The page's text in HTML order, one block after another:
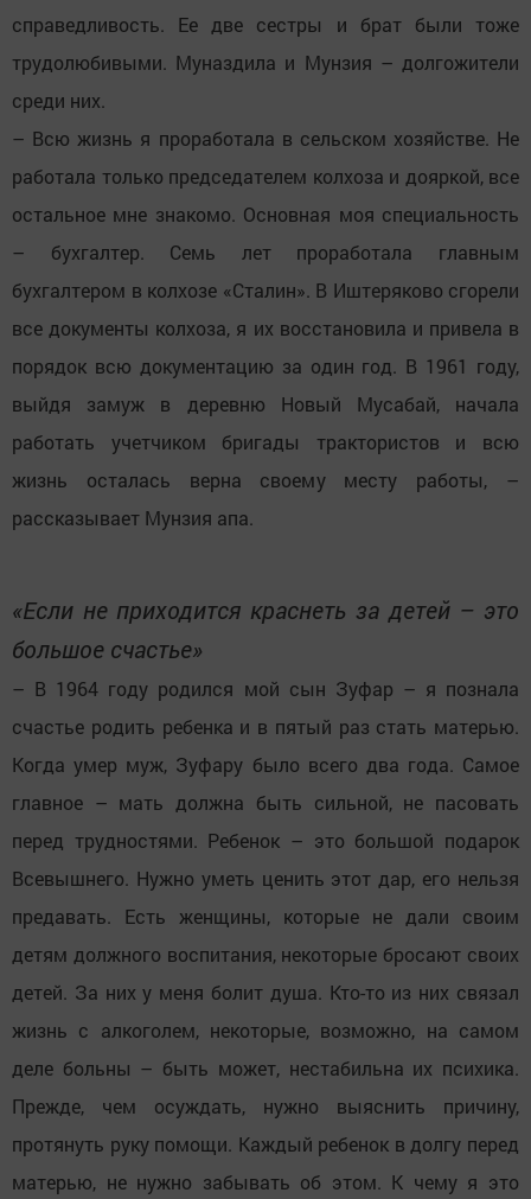
справедливость. Ее две сестры и брат были тоже
трудолюбивыми. Муназдила и Мунзия – долгожители
среди них.
– Всю жизнь я проработала в сельском хозяйстве. Не
работала только председателем колхоза и дояркой, все
остальное мне знакомо. Основная моя специальность
– бухгалтер. Семь лет проработала главным
бухгалтером в колхозе «Сталин». В Иштеряково сгорели
все документы колхоза, я их восстановила и привела в
порядок всю документацию за один год. В 1961 году,
выйдя замуж в деревню Новый Мусабай, начала
работать учетчиком бригады трактористов и всю
жизнь осталась верна своему месту работы, –
рассказывает Мунзия апа.
«Если не приходится краснеть за детей – это
большое счастье»
– В 1964 году родился мой сын Зуфар – я познала
счастье родить ребенка и в пятый раз стать матерью.
Когда умер муж, Зуфару было всего два года. Самое
главное – мать должна быть сильной, не пасовать
перед трудностями. Ребенок – это большой подарок
Всевышнего. Нужно уметь ценить этот дар, его нельзя
предавать. Есть женщины, которые не дали своим
детям должного воспитания, некоторые бросают своих
детей. За них у меня болит душа. Кто-то из них связал
жизнь с алкоголем, некоторые, возможно, на самом
деле больны – быть может, нестабильна их психика.
Прежде, чем осуждать, нужно выяснить причину,
протянуть руку помощи. Каждый ребенок в долгу перед
матерью, не нужно забывать об этом. К чему я это